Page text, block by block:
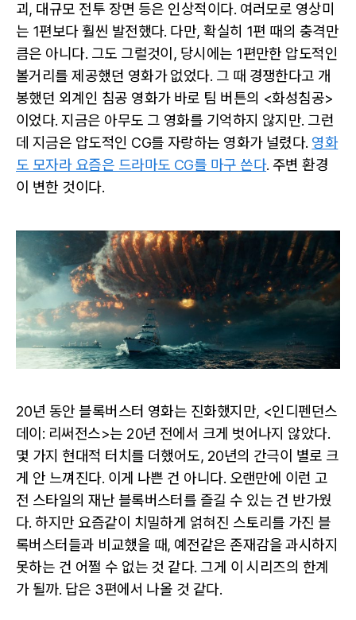
괴, 대규모 전투 장면 등은 인상적이다. 여러모로 영상미
는 1편보다 훨씬 발전했다. 다만, 확실히 1편 때의 충격만
큼은 아니다. 그도 그럴것이, 당시에는 1편만한 압도적인
볼거리를 제공했던 영화가 없었다. 그 때 경쟁한다고 개
봉했던 외계인 침공 영화가 바로 팀 버튼의 <화성침공>
이었다. 지금은 아무도 그 영화를 기억하지 않지만. 그런
데 지금은 압도적인 CG를 자랑하는 영화가 널렸다. 영화
도 모자라 요즘은 드라마도 CG를 마구 쓴다. 주변 환경
이 변한 것이다.
20년 동안 블록버스터 영화는 진화했지만, <인디펜던스
데이: 리써전스>는 20년 전에서 크게 벗어나지 않았다.
몇 가지 현대적 터치를 더했어도, 20년의 간극이 별로 크
게 안 느껴진다. 이게 나쁜 건 아니다. 오랜만에 이런 고
전 스타일의 재난 블록버스터를 즐길 수 있는 건 반가웠
다. 하지만 요즘같이 치밀하게 얽혀진 스토리를 가진 블
록버스터들과 비교했을 때, 예전같은 존재감을 과시하지
못하는 건 어쩔 수 없는 것 같다. 그게 이 시리즈의 한계
가 될까. 답은 3편에서 나올 것 같다.